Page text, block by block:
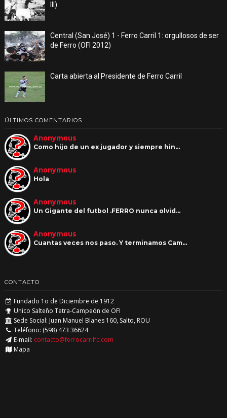
III)
Central (San José) 1 - Ferro Carril 1: orgullosos de ser
de Ferro (OFI 2012)
Carta abierta al Presidente de Ferro Carril
ÚLTIMOS COMENTARIOS
Anonymous
Como hijo de un ex jugador y siempre hin…
Anonymous
Hola
Anonymous
Un Gigante del futbol .FERRO nunca olvid…
Anonymous
Cuantas veces nos paso. Y terminamos Cam…
CONTACTO
Fundado 1o de Diciembre de 1912
Unico Salteño Tetra-Campeón de OFI
Sede Social: Juan Manuel Blanes 160, Salto, ROU
Teléfono: (598) 473 36624
E-mail: contacto@ferrocarrilfc.com
Mapa